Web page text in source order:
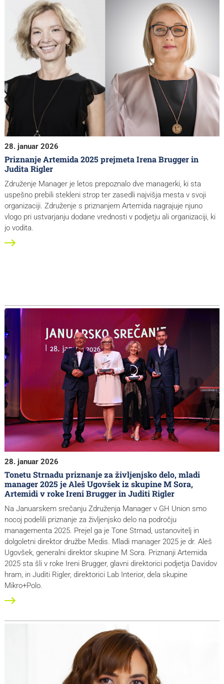
28. januar 2026
Priznanje Artemida 2025 prejmeta Irena Brugger in
Judita Rigler
Združenje Manager je letos prepoznalo dve managerki, ki sta
uspešno prebili stekleni strop ter zasedli najvišja mesta v svoji
organizaciji. Združenje s priznanjem Artemida nagrajuje njuno
vlogo pri ustvarjanju dodane vrednosti v podjetju ali organizaciji, ki
jo vodita.
28. januar 2026
Tonetu Strnadu priznanje za življenjsko delo, mladi
manager 2025 je Aleš Ugovšek iz skupine M Sora,
Artemidi v roke Ireni Brugger in Juditi Rigler
Na Januarskem srečanju Združenja Manager v GH Union smo
nocoj podelili priznanje za življenjsko delo na področju
managementa 2025. Prejel ga je Tone Strnad, ustanovitelj in
dolgoletni direktor družbe Medis. Mladi manager 2025 je dr. Aleš
Ugovšek, generalni direktor skupine M Sora. Priznanji Artemida
2025 sta šli v roke Ireni Brugger, glavni direktorici podjetja Davidov
hram, in Juditi Rigler, direktorici Lab Interior, dela skupine
Mikro+Polo.